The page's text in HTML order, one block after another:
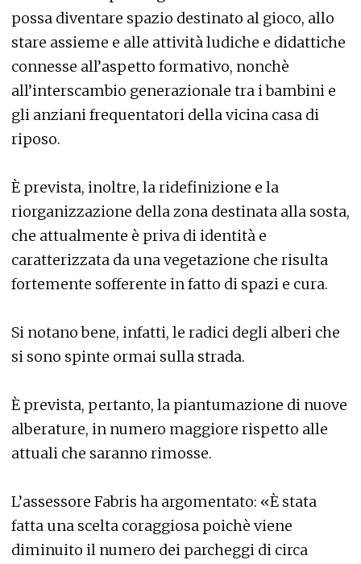
possa diventare spazio destinato al gioco, allo
stare assieme e alle attività ludiche e didattiche
connesse all’aspetto formativo, nonchè
all’interscambio generazionale tra i bambini e
gli anziani frequentatori della vicina casa di
riposo.
È prevista, inoltre, la ridefinizione e la
riorganizzazione della zona destinata alla sosta,
che attualmente è priva di identità e
caratterizzata da una vegetazione che risulta
fortemente sofferente in fatto di spazi e cura.
Si notano bene, infatti, le radici degli alberi che
si sono spinte ormai sulla strada.
È prevista, pertanto, la piantumazione di nuove
alberature, in numero maggiore rispetto alle
attuali che saranno rimosse.
L’assessore Fabris ha argomentato: «È stata
fatta una scelta coraggiosa poichè viene
diminuito il numero dei parcheggi di circa